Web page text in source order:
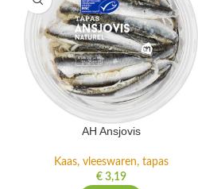
AH Ansjovis
Kaas, vleeswaren, tapas
€3,19